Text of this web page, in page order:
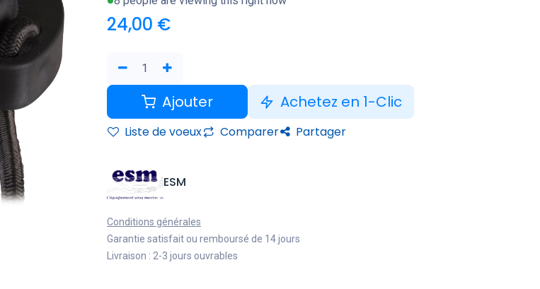
24,00 €
Ajouter Achetez en 1-Clic
Liste de voeux Comparer Partager
ESM
Conditions générales
Garantie satisfait ou remboursé de 14 jours
Livraison : 2-3 jours ouvrables